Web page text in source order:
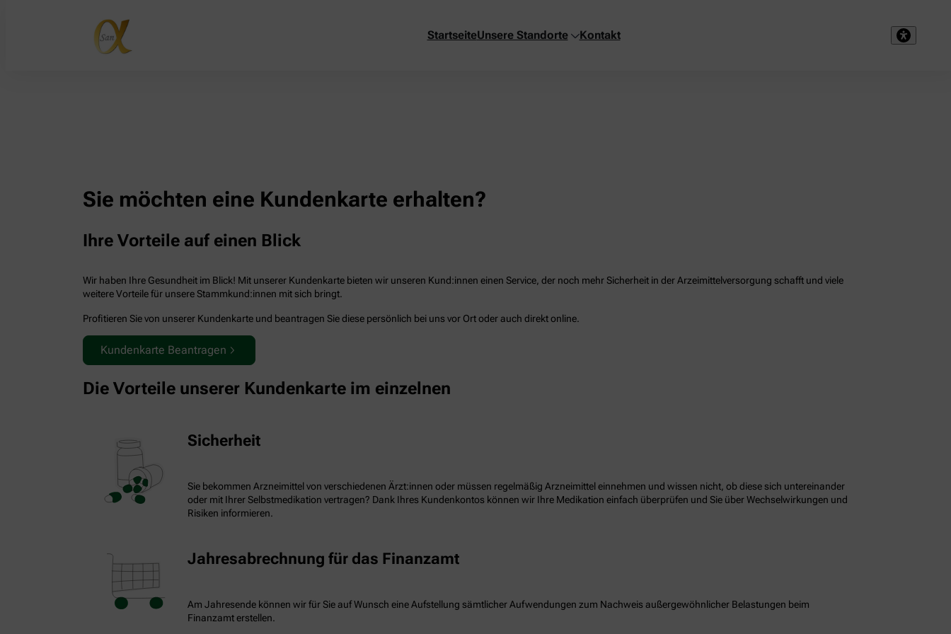
StartseiteUnsere Standorte Kontakt
Sie möchten eine Kundenkarte erhalten?
Ihre Vorteile auf einen Blick
Wir haben Ihre Gesundheit im Blick! Mit unserer Kundenkarte bieten wir unseren Kund:innen einen Service, der noch mehr Sicherheit in der Arzeimittelversorgung schafft und viele
weitere Vorteile für unsere Stammkund:innen mit sich bringt.
Profitieren Sie von unserer Kundenkarte und beantragen Sie diese persönlich bei uns vor Ort oder auch direkt online.
Kundenkarte Beantragen
Die Vorteile unserer Kundenkarte im einzelnen
Sicherheit
Sie bekommen Arzneimittel von verschiedenen Ärzt:innen oder müssen regelmäßig Arzneimittel einnehmen und wissen nicht, ob diese sich untereinander
oder mit Ihrer Selbstmedikation vertragen? Dank Ihres Kundenkontos können wir Ihre Medikation einfach überprüfen und Sie über Wechselwirkungen und
Risiken informieren.
Jahresabrechnung für das Finanzamt
Am Jahresende können wir für Sie auf Wunsch eine Aufstellung sämtlicher Aufwendungen zum Nachweis außergewöhnlicher Belastungen beim
Finanzamt erstellen.